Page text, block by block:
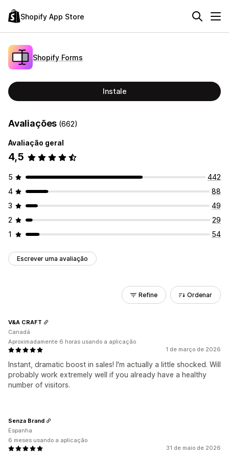
Shopify App Store
Shopify Forms
Instale
Avaliações (662)
Avaliação geral
4,5
5
442
4
88
3
49
2
29
1
54
Escrever uma avaliação
Refine Ordenar
1 de março de 2026
Instant, dramatic boost in sales! I'm actually a little shocked. Will
probably work extremely well if you already have a healthy
number of visitors.
V&A CRAFT
Canadá
Aproximadamente 6 horas usando a aplicação
31 de maio de 2026
Senza Brand
Espanha
6 meses usando a aplicação